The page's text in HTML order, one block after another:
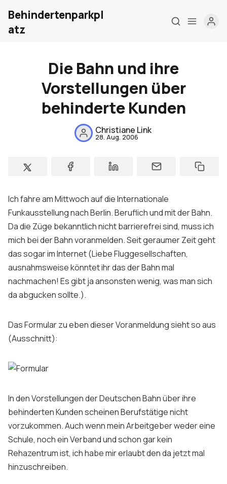
London Barrierefrei
Sign up
Behindertenparkpl
atz
Die Bahn und ihre
Vorstellungen über
behinderte Kunden
Christiane Link
28. Aug. 2006
Ich fahre am Mittwoch auf die Internationale
Funkausstellung nach Berlin. Beruflich und mit der Bahn.
Da die Züge bekanntlich nicht barrierefrei sind, muss ich
mich bei der Bahn voranmelden. Seit geraumer Zeit geht
das sogar im Internet (Liebe Fluggesellschaften,
ausnahmsweise könntet ihr das der Bahn mal
nachmachen! Es gibt ja ansonsten wenig, was man sich
da abgucken sollte.).
Das Formular zu eben dieser Voranmeldung sieht so aus
(Ausschnitt):
In den Vorstellungen der Deutschen Bahn über ihre
behinderten Kunden scheinen Berufstätige nicht
vorzukommen. Auch wenn mein Arbeitgeber weder eine
Schule, noch ein Verband und schon gar kein
Rehazentrum ist, ich habe mir erlaubt den da jetzt mal
hinzuschreiben.